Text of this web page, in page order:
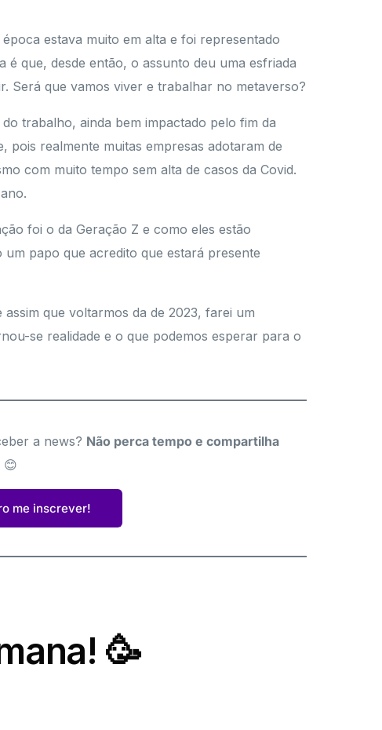
estava muito em alta e foi representado
que, desde então, o assunto deu uma esfriada
Será que vamos viver e trabalhar no metaverso?
trabalho, ainda bem impactado pelo fim da
pois realmente muitas empresas adotaram de
com muito tempo sem alta de casos da Covid.
foi o da Geração Z e como eles estão
papo que acredito que estará presente
que voltarmos da de 2023, farei um
se realidade e o que podemos esperar para o
a news? Não perca tempo e compartilha
😊
me inscrever!
🥳